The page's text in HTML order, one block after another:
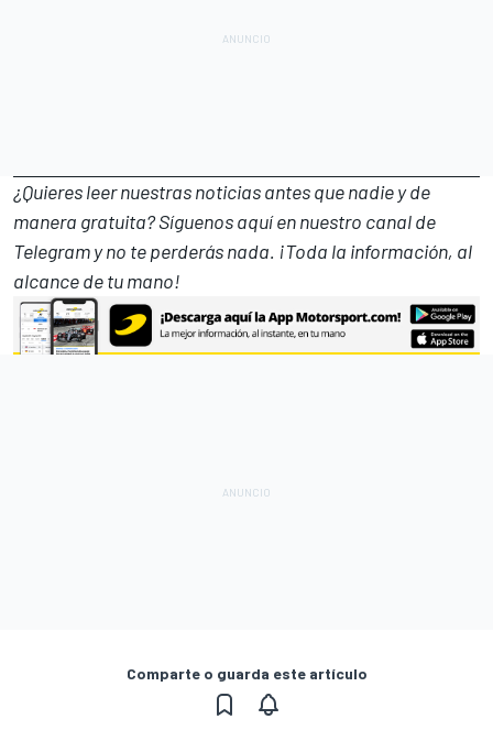
¿Quieres leer nuestras noticias antes que nadie y de
manera gratuita? Síguenosaquí en nuestro canal de
Telegramy no te perderás nada. ¡Toda la información, al
alcance de tu mano!
Comparte o guarda este artículo